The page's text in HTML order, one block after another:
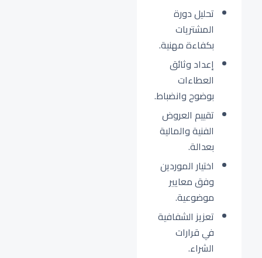
تحليل دورة
المشتريات
بكفاءة مهنية.
إعداد وثائق
العطاءات
بوضوح وانضباط.
تقييم العروض
الفنية والمالية
بعدالة.
اختيار الموردين
وفق معايير
موضوعية.
تعزيز الشفافية
في قرارات
الشراء.